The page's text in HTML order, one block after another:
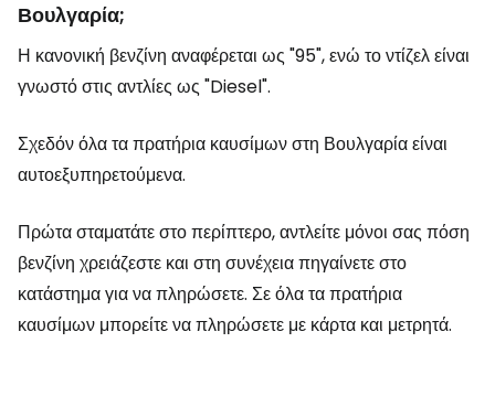
Βουλγαρία;
Η κανονική βενζίνη αναφέρεται ως "95", ενώ το ντίζελ είναι
γνωστό στις αντλίες ως "Diesel".
Σχεδόν όλα τα πρατήρια καυσίμων στη Βουλγαρία είναι
αυτοεξυπηρετούμενα.
Πρώτα σταματάτε στο περίπτερο, αντλείτε μόνοι σας πόση
βενζίνη χρειάζεστε και στη συνέχεια πηγαίνετε στο
κατάστημα για να πληρώσετε. Σε όλα τα πρατήρια
καυσίμων μπορείτε να πληρώσετε με κάρτα και μετρητά.